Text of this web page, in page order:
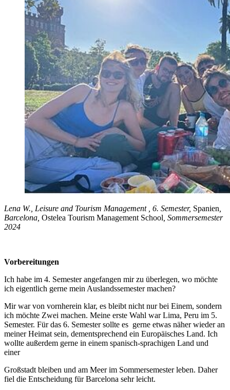
Lena W., Leisure and Tourism Management , 6. Semester, Spanien
Barcelona, Ostelea Tourism Management School , Sommersemester
2024
Vorbereitungen
Ich habe im 4. Semester angefangen mir zu überlegen, wo möchte
ich eigentlich gerne mein Auslandssemester machen?
Mir war von vornherein klar, es bleibt nicht nur bei Einem, sondern
ich möchte Zwei machen. Meine erste Wahl war Lima, Peru im 5.
Semester. Für das 6. Semester sollte es gerne etwas näher wieder an
meiner Heimat sein, dementsprechend ein Europäisches Land. Ich
wollte außerdem gerne in einem spanisch-sprachigen Land und
einer
Großstadt bleiben und am Meer im Sommersemester leben. Daher
fiel die Entscheidung für Barcelona sehr leicht.